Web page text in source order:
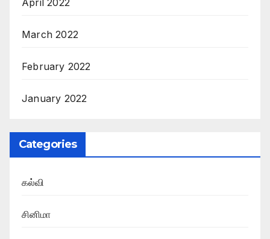
April 2022
March 2022
February 2022
January 2022
Categories
கல்வி
சினிமா